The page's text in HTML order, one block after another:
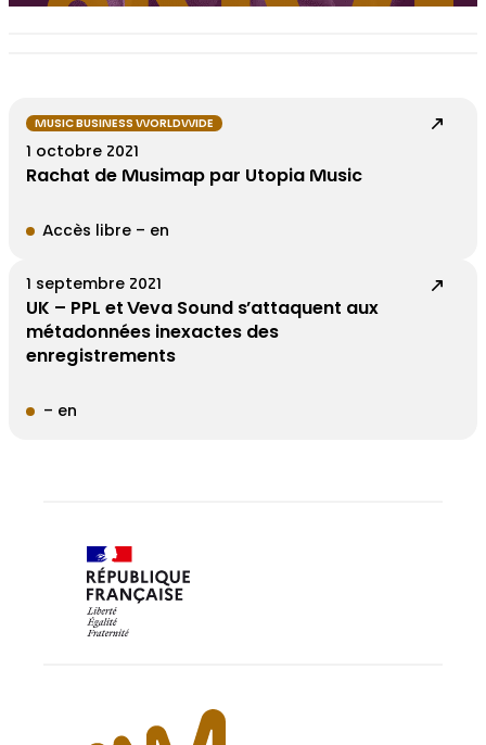
MUSIC BUSINESS WORLDWIDE
1 octobre 2021
Rachat de Musimap par Utopia Music
Accès libre – en
1 septembre 2021
UK – PPL et Veva Sound s’attaquent aux
métadonnées inexactes des
enregistrements
– en